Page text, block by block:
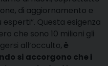
di aggiornamento e
Questa esigenza
che sono 10 milioni gli
all’occulto, è
si accorgono che i